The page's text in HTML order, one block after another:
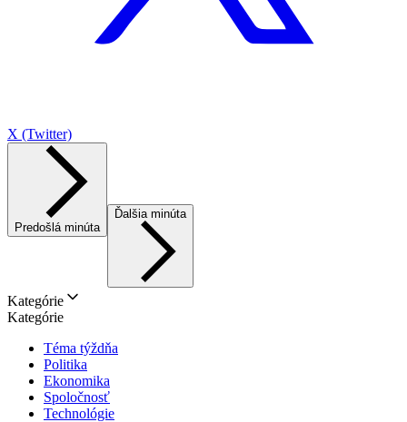
X (Twitter)
Predošlá minúta
Ďalšia minúta
Kategórie
Kategórie
Téma týždňa
Politika
Ekonomika
Spoločnosť
Technológie